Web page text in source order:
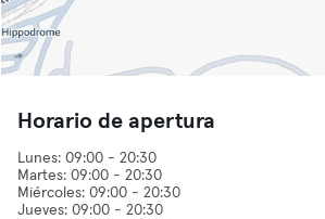
Horario de apertura
Lunes: 09:00 - 20:30
Martes: 09:00 - 20:30
Miércoles: 09:00 - 20:30
Jueves: 09:00 - 20:30